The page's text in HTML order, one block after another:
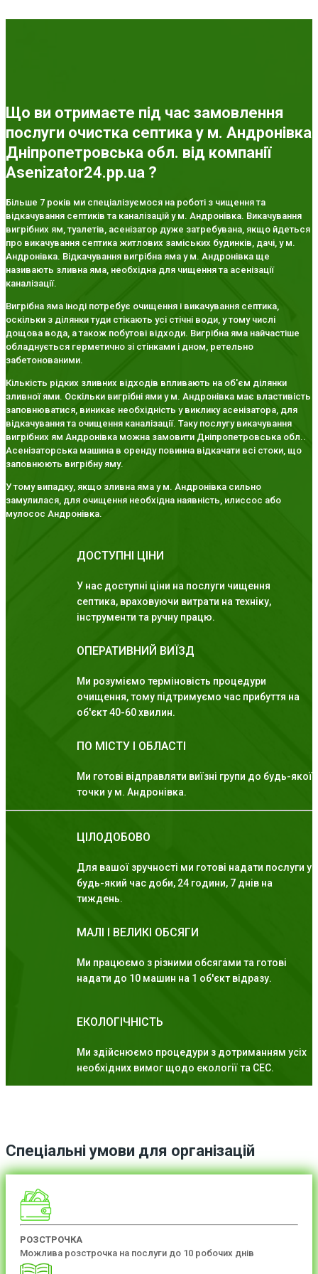
Що ви отримаєте під час замовлення
послуги очистка септика у м. Андронівка
Дніпропетровська обл. від компанії
Asenizator24.pp.ua ?
Більше 7 років ми спеціалізуємося на роботі з чищення та
відкачування септиків та каналізацій у м. Андронівка. Викачування
вигрібних ям, туалетів, асенізатор дуже затребувана, якщо йдеться
про викачування септика житлових заміських будинків, дачі, у м.
Андронівка. Відкачування вигрібна яма у м. Андронівка ще
називають зливна яма, необхідна для чищення та асенізації
каналізації.
Вигрібна яма іноді потребує очищення і викачування септика,
оскільки з ділянки туди стікають усі стічні води, у тому числі
дощова вода, а також побутові відходи. Вигрібна яма найчастіше
обладнується герметично зі стінками і дном, ретельно
забетонованими.
Кількість рідких зливних відходів впливають на об'єм ділянки
зливної ями. Оскільки вигрібні ями у м. Андронівка має властивість
заповнюватися, виникає необхідність у виклику асенізатора, для
відкачування та очищення каналізації. Таку послугу викачування
вигрібних ям Андронівка можна замовити Дніпропетровська обл..
Асенізаторська машина в оренду повинна відкачати всі стоки, що
заповнюють вигрібну яму.
У тому випадку, якщо зливна яма у м. Андронівка сильно
замулилася, для очищення необхідна наявність, илиссос або
мулосос Андронівка.
ДОСТУПНІ ЦІНИ
У нас доступні ціни на послуги чищення
септика, враховуючи витрати на техніку,
інструменти та ручну працю.
ОПЕРАТИВНИЙ ВИЇЗД
Ми розуміємо терміновість процедури
очищення, тому підтримуємо час прибуття на
об'єкт 40-60 хвилин.
ПО МІСТУ І ОБЛАСТІ
Ми готові відправляти виїзні групи до будь-якої
точки у м. Андронівка.
ЦІЛОДОБОВО
Для вашої зручності ми готові надати послуги у
будь-який час доби, 24 години, 7 днів на
тиждень.
МАЛІ І ВЕЛИКІ ОБСЯГИ
Ми працюємо з різними обсягами та готові
надати до 10 машин на 1 об'єкт відразу.
ЕКОЛОГІЧНІСТЬ
Ми здійснюємо процедури з дотриманням усіх
необхідних вимог щодо екології та СЕС.
Спеціальні умови для організацій
РОЗСТРОЧКА
Можлива розстрочка на послуги до 10 робочих днів